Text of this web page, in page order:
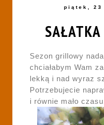
piątek, 23
SAŁATKA
Sezon grillowy
chciałabym Wam
lekką i nad wyraz
Potrzebujecie
i równie mało